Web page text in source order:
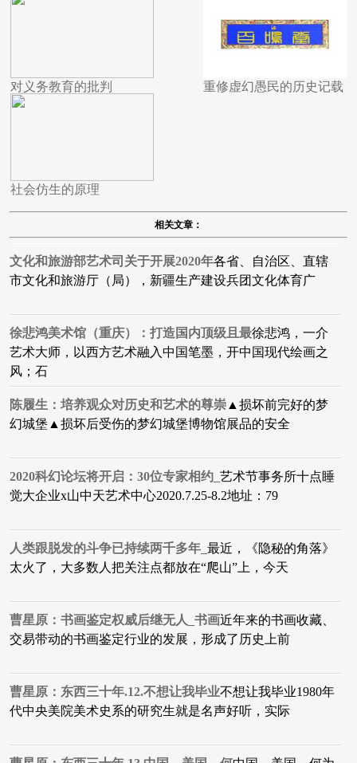
对义务教育的批判
社会仿生的原理
重修虚幻愚民的历史记载
相关文章：
文化和旅游部艺术司关于开展2020年各省、自治区、直辖
市文化和旅游厅（局），新疆生产建设兵团文化体育广
徐悲鸿美术馆（重庆）：打造国内顶级且最徐悲鸿，一介
艺术大师，以西方艺术融入中国笔墨，开中国现代绘画之
风；石
陈履生：培养观众对历史和艺术的尊崇 ▲损坏前完好的梦
幻城堡▲损坏后受伤的梦幻城堡博物馆展品的安全
2020科幻论坛将开启：30位专家相约_ 艺术节事务所十点睡
觉大企业x山中天艺术中心2020.7.25-8.2地址：79
人类跟脱发的斗争已持续两千多年_ 最近，《隐秘的角落》
太火了，大多数人把关注点都放在“爬山”上，今天
曹星原：书画鉴定权威后继无人_书画近年来的书画收藏、
交易带动的书画鉴定行业的发展，形成了历史上前
曹星原：东西三十年.12.不想让我毕业不想让我毕业1980年
代中央美院美术史系的研究生就是名声好听，实际